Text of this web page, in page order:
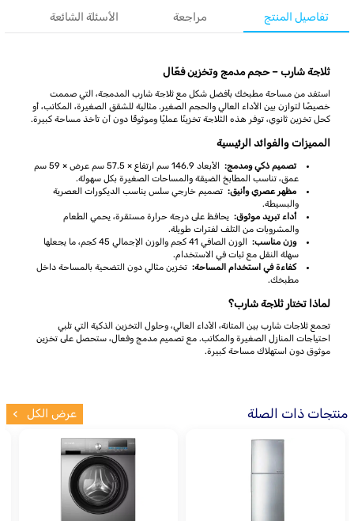
تفاصيل المنتج مراجعة الأسئلة الشائعة
ثلاجة شارب – حجم مدمج وتخزين فعّال
استفد من مساحة مطبخك بأفضل شكل مع ثلاجة شارب المدمجة، التي صممت
خصيصًا لتوازن بين الأداء العالي والحجم الصغير. مثالية للشقق الصغيرة، المكاتب، أو
كحل تخزين ثانوي، توفر هذه الثلاجة تخزينًا عمليًا وموثوقًا دون أن تأخذ مساحة كبيرة.
المميزات والفوائد الرئيسية
تصميم ذكي ومدمج:
الأبعاد 146.9 سم ارتفاع × 57.5 سم عرض × 59 سم
عمق، تناسب المطابخ الضيقة والمساحات الصغيرة بكل سهولة.
مظهر عصري وأنيق: تصميم خارجي سلس يناسب الديكورات العصرية
والبسيطة.
أداء تبريد موثوق: يحافظ على درجة حرارة مستقرة، يحمي الطعام
والمشروبات من التلف لفترات طويلة.
وزن مناسب:
الوزن الصافي 41 كجم والوزن الإجمالي 45 كجم، ما يجعلها
سهلة النقل مع ثبات في الاستخدام.
كفاءة في استخدام المساحة: تخزين مثالي دون التضحية بالمساحة داخل
مطبخك.
لماذا تختار ثلاجة شارب؟
تجمع ثلاجات شارب بين المتانة، الأداء العالي، وحلول التخزين الذكية التي تلبي
احتياجات المنازل الصغيرة والمكاتب. مع تصميم مدمج وفعال، ستحصل على تخزين
موثوق دون استهلاك مساحة كبيرة.
منتجات ذات الصلة عرض الكل